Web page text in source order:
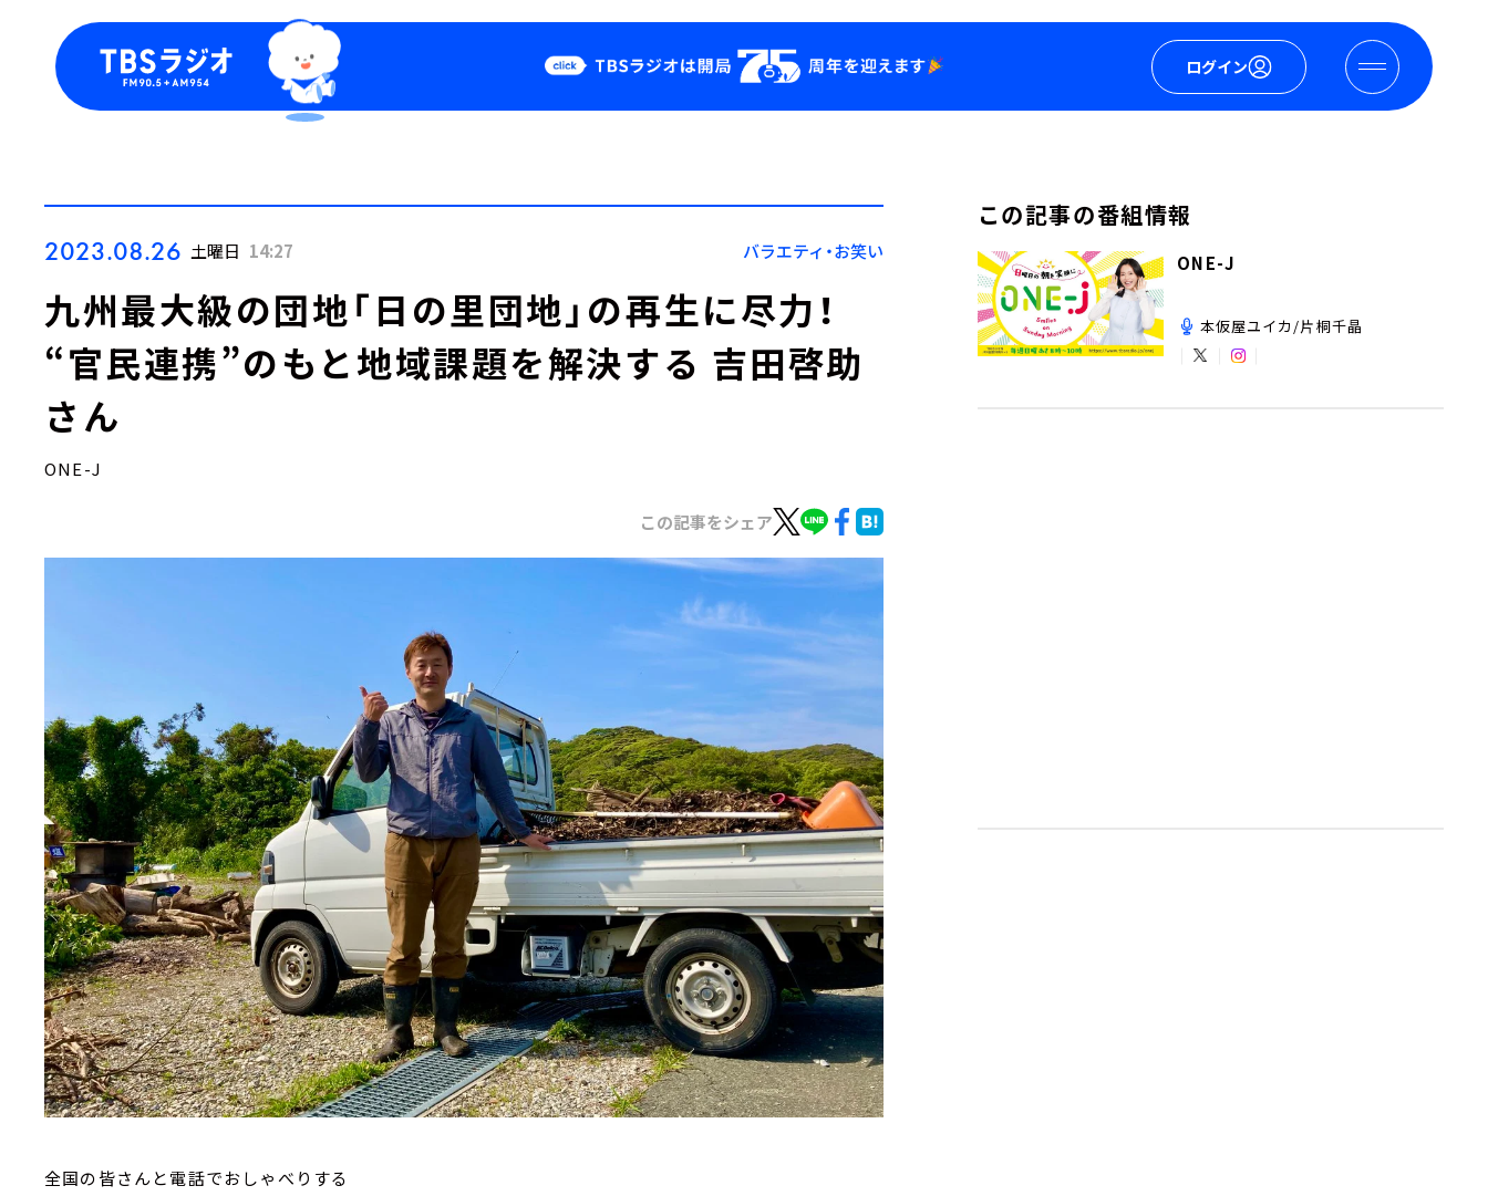
ログイン
Podcast
YouTube
会社情報
2023.08.26 土曜日 14:27 バラエティ・お笑い
九州最大級の団地「日の里団地」の再生に尽力！
“官民連携”のもと地域課題を解決する 吉田啓助
さん
ONE-J
この記事をシェア
全国の皆さんと電話でおしゃべりする
この記事の番組情報
ONE-J
本仮屋ユイカ/片桐千晶